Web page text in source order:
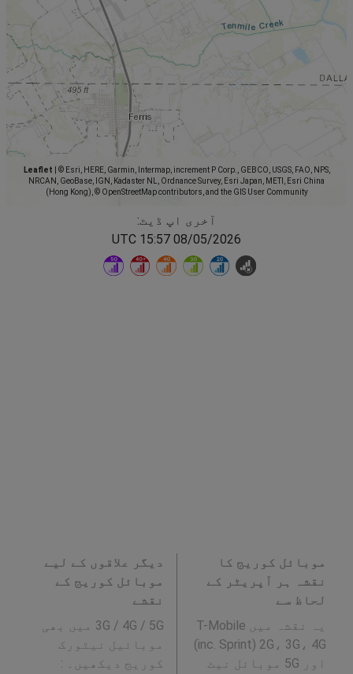
Leaflet
© Esri, HERE, Garmin, Intermap, increment P Corp., GEBCO, USGS, FAO, NPS,
NRCAN, GeoBase, IGN, Kadaster NL, Ordnance Survey, Esri Japan, METI, Esri China
(Hong Kong), © OpenStreetMap contributors, and the GIS User Community
آخری اپ ڈیٹ:
08/05/2026 15:57 UTC
موبائل کوریج کا
نقشہ ہر آپریٹر کے
لحاظ سے
یہ نقشہ میں T-Mobile
(inc. Sprint) 2G، 3G، 4G
اور 5G موبائل نیٹ
دیگر علاقوں کے لیے
موبائل کوریج کے
نقشے
3G / 4G / 5G میں بھی
موبائیل نیٹورک
کوریج دیکھیں۔ :